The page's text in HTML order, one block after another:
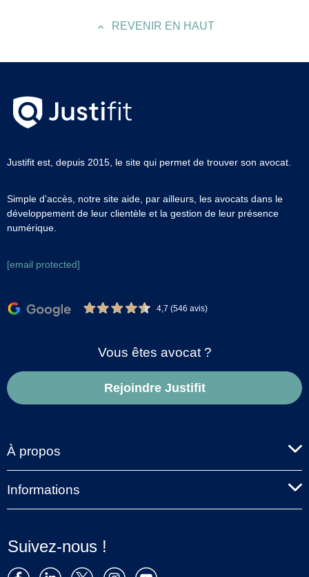
REVENIR EN HAUT
Justifit est, depuis 2015, le site qui permet de trouver son avocat.
Simple d’accès, notre site aide, par ailleurs, les avocats dans le
développement de leur clientèle et la gestion de leur présence
numérique.
[email protected]
4,7 (546 avis)
Vous êtes avocat ?
Rejoindre Justifit
À propos
Informations
Suivez-nous !